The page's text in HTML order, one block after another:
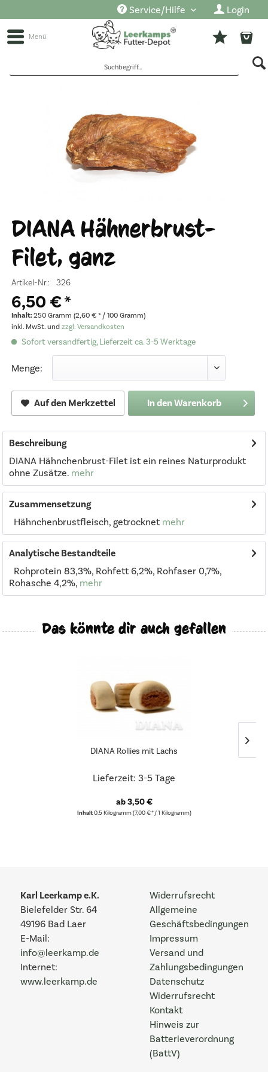
Service/Hilfe Login
Menü
DIANA Hähnerbrust-
Filet, ganz
Artikel-Nr.: 326
6,50 € *
Inhalt:250 Gramm (2,60 € * / 100 Gramm)
inkl. MwSt. undzzgl. Versandkosten
Sofort versandfertig, Lieferzeit ca. 3-5 Werktage
Menge:
Auf den Merkzettel In denWarenkorb
Beschreibung
DIANA Hähnchenbrust-Filet ist ein reines Naturprodukt
ohne Zusätze. mehr
Zusammensetzung
Hähnchenbrustfleisch, getrocknet mehr
Analytische Bestandteile
Rohprotein 83,3%, Rohfett 6,2%, Rohfaser 0,7%,
Rohasche 4,2%, mehr
Das könnte dir auch gefallen
DIANA Rollies mit Lachs
Lieferzeit: 3-5 Tage
ab 3,50 €
Inhalt0.5 Kilogramm(7,00 € * / 1 Kilogramm)
Widerrufsrecht
Allgemeine
Geschäftsbedingungen
Impressum
Versand und
Zahlungsbedingungen
Datenschutz
Widerrufsrecht
Kontakt
Hinweis zur
Batterieverordnung
(BattV)
Karl Leerkamp e.K.
Bielefelder Str. 64
49196 Bad Laer
E-Mail:
info@leerkamp.de
Internet:
www.leerkamp.de